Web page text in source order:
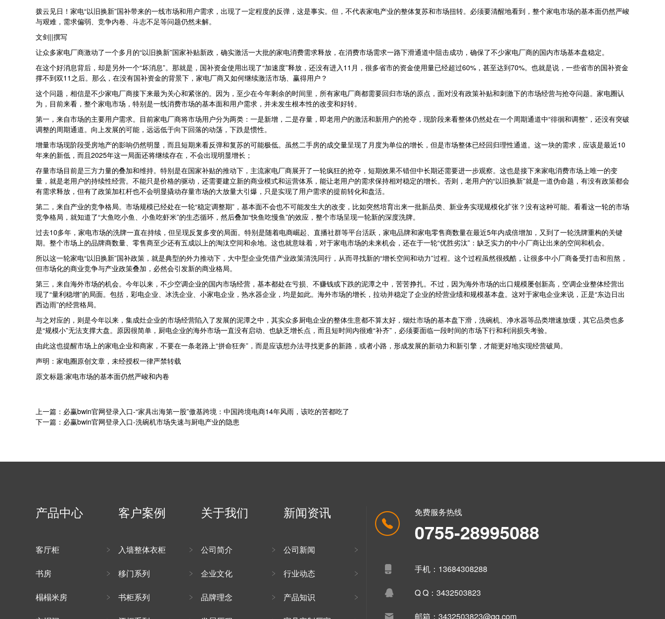
拨云见日！家电“以旧换新”国补带来的一线市场和用户需求，出现了一定程度的反弹，这是事实。但，不代表家电产业的整体复苏和市场扭转。必须要清醒地看到，整个家电市场的基本面仍然严峻
与艰难，需求偏弱、竞争内卷、斗志不足等问题仍然未解。
文剑||撰写
让众多家电厂商激动了一个多月的“以旧换新”国家补贴新政，确实激活一大批的家电消费需求释放，在消费市场需求一路下滑通道中阻击成功，确保了不少家电厂商的国内市场基本盘稳定。
在这个好消息背后，却是另外一个“坏消息”。那就是，国补资金使用出现了“加速度”释放，还没有进入11月，很多省市的资金使用量已经超过60%，甚至达到70%。也就是说，一些省市的国补资金
撑不到双11之后。那么，在没有国补资金的背景下，家电厂商又如何继续激活市场、赢得用户？
这个问题，相信是不少家电厂商接下来最为关心和紧张的。因为，至少在今年剩余的时间里，所有家电厂商都需要回归市场的原点，面对没有政策补贴和刺激下的市场经营与抢夺问题。家电圈认
为，目前来看，整个家电市场，特别是一线消费市场的基本面和用户需求，并未发生根本性的改变和好转。
第一，来自市场的主要用户需求。目前家电厂商将市场用户分为两类：一是新增，二是存量，即老用户的激活和新用户的抢夺，现阶段来看整体仍然处在一个周期通道中“徘徊和调整”，还没有突破
调整的周期通道。向上发展的可能，远远低于向下回落的动荡，下跌是惯性。
增量市场现阶段受房地产的影响仍然明显，而且短期来看反弹和复苏的可能极低。虽然二手房的成交量呈现了月度为单位的增长，但是市场整体已经回归理性通道。这一块的需求，应该是最近10
年来的新低，而且2025年这一局面还将继续存在，不会出现明显增长；
存量市场目前是三方力量的叠加和维持。特别是在国家补贴的推动下，主流家电厂商展开了一轮疯狂的抢夺，短期效果不错但中长期还需要进一步观察。这也是接下来家电消费市场上唯一的变
量，就是老用户的持续性经营。不能只是价格的驱动，还需要建立新的商业模式和运营体系，能让老用户的需求保持相对稳定的增长。否则，老用户的“以旧换新”就是一道伪命题，有没有政策都会
有需求释放，但有了政策加杠杆也不会明显撬动存量市场的大放量大引爆，只是实现了用户需求的提前转化和盘活。
第二，来自产业的竞争格局。市场规模已经处在一轮“稳定调整期”，基本面不会也不可能发生大的改变，比如突然培育出来一批新品类、新业务实现规模化扩张？没有这种可能。看看这一轮的市场
竞争格局，就知道了“大鱼吃小鱼、小鱼吃虾米”的生态循环，然后叠加“快鱼吃慢鱼”的效应，整个市场呈现一轮新的深度洗牌。
过去10多年，家电市场的洗牌一直在持续，但呈现反复多变的局面。特别是随着电商崛起、直播社群等平台活跃，家电品牌和家电零售商数量在最近5年内成倍增加，又到了一轮洗牌重构的关键
期。整个市场上的品牌商数量、零售商至少还有五成以上的淘汰空间和余地。这也就意味着，对于家电市场的未来机会，还在于一轮“优胜劣汰”：缺乏实力的中小厂商让出来的空间和机会。
所以这一轮家电“以旧换新”国补政策，就是典型的外力推动下，大中型企业凭借产业政策清洗同行，从而寻找新的“增长空间和动力”过程。这个过程虽然很残酷，让很多中小厂商备受打击和煎熬，
但市场化的商业竞争与产业政策叠加，必然会引发新的商业格局。
第三，来自海外市场的机会。今年以来，不少空调企业的国内市场经营，基本都处在亏损、不赚钱或下跌的泥潭之中，苦苦挣扎。不过，因为海外市场的出口规模屡创新高，空调企业整体经营出
现了“量利稳增”的局面。包括，彩电企业、冰洗企业、小家电企业，热水器企业，均是如此。海外市场的增长，拉动并稳定了企业的经营业绩和规模基本盘。这对于家电企业来说，正是“东边日出
西边雨”的经营格局。
与之对应的，则是今年以来，集成灶企业的市场经营陷入了发展的泥潭之中，其实众多厨电企业的整体生意都不算太好，烟灶市场的基本盘下滑，洗碗机、净水器等品类增速放缓，其它品类也多
是“规模小”无法支撑大盘。原因很简单，厨电企业的海外市场一直没有启动、也缺乏增长点，而且短时间内很难“补齐”，必须要面临一段时间的市场下行和利润损失考验。
由此这也提醒市场上的家电企业和商家，不要在一条老路上“拼命狂奔”，而是应该想办法寻找更多的新路，或者小路，形成发展的新动力和新引擎，才能更好地实现经营破局。
声明：家电圈原创文章，未经授权一律严禁转载
原文标题:家电市场的基本面仍然严峻和内卷
上一篇：必赢bwin官网登录入口-“家具出海第一股”傲基跨境：中国跨境电商14年风雨，该吃的苦都吃了
下一篇：必赢bwin官网登录入口-洗碗机市场失速与厨电产业的隐患
产品中心
客厅柜
书房
榻榻米房
客户案例
入墙整体衣柜
移门系列
书柜系列
关于我们
公司简介
企业文化
品牌理念
新闻资讯
公司新闻
行业动态
产品知识
免费服务热线
0755-28995088
手机：13684308288
Q Q：3432503823
邮箱：3432503823@qq.com